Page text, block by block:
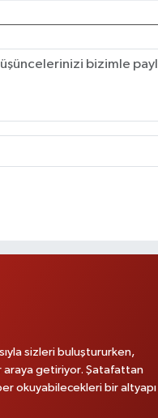
sizleri buluştururken,
araya getiriyor. Şatafattan
okuyabilecekleri bir altyapı